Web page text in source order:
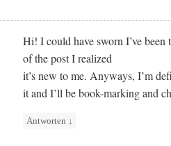
Hi! I could have sworn I’ve
of the post I realized
it’s new to me. Anyways, I’m
it and I’ll be book-marking and
Antworten ↓